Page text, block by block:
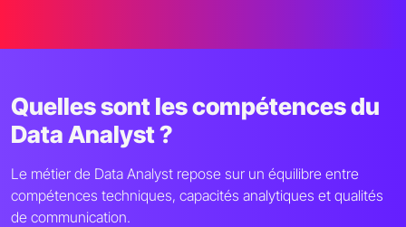
Quelles sont les compétences du
Data Analyst ?
Le métier de Data Analyst repose sur un équilibre entre
compétences techniques, capacités analytiques et qualités
de communication.